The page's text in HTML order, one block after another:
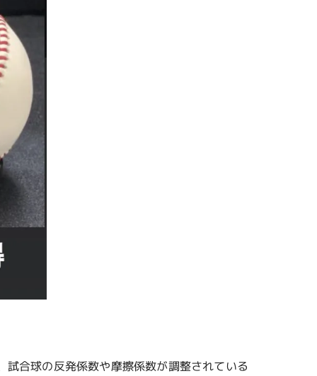
合球の反発係数や摩擦係数が調整されている